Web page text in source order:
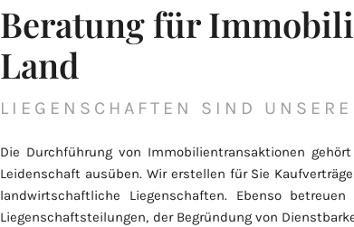
Beratung für
Land
LIEGENSCHAFTEN SIND
Die Durchführung von Immobilientransaktionen
Leidenschaft ausüben. Wir erstellen für Sie
landwirtschaftliche Liegenschaften. Ebenso
Liegenschaftsteilungen, der Begründung von